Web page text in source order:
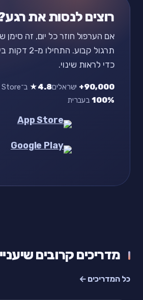
רוצים לנסות את
אם הערפול חוזר כל יום, זה סימן
תרגול קבוע.
כדי לראות שינוי.
90,000+ ישראלים4.8★
ב־App Store
100%בעברית
מדריכים קרובים
כל המדריכים ←